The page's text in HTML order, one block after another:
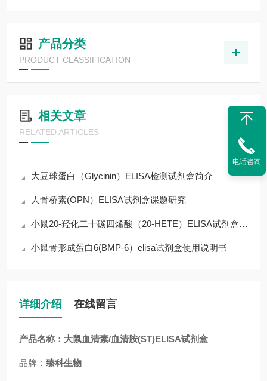
产品分类
PRODUCT CLASSIFICATION
相关文章
RELATED ARTICLES
大豆球蛋白（Glycinin）ELISA检测试剂盒简介
人骨桥素(OPN）ELISA试剂盒课题研究
小鼠20-羟化二十碳四烯酸（20-HETE）ELISA试剂盒操作说明
小鼠骨形成蛋白6(BMP-6）elisa试剂盒使用说明书
详细介绍 在线留言
产品名称： 大鼠血清素/血清胺(ST)ELISA试剂盒
品牌： 臻科生物
电话咨询